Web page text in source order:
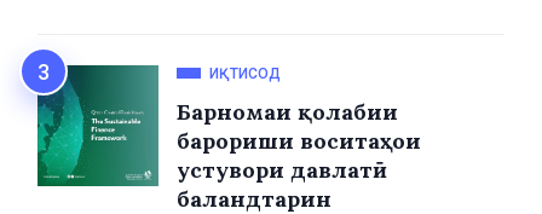
ИҚТИСОД
Барномаи қолабии
барориши воситаҳои
устувори давлатӣ
баландтарин